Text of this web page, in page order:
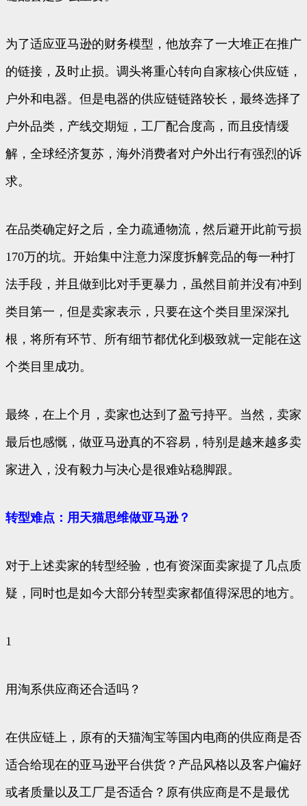
为了适应亚马逊的财务模型，他放弃了一大堆正在推广
的链接，及时止损。调头将重心转向自家核心供应链，
户外和电器。但是电器的供应链链路较长，最终选择了
户外品类，产线交期短，工厂配合度高，而且疫情缓
解，全球经济复苏，海外消费者对户外出行有强烈的诉
求。
在品类确定好之后，全力疏通物流，然后避开此前亏损
170万的坑。开始集中注意力深度拆解竞品的每一种打
法手段，并且做到比对手更暴力，虽然目前并没有冲到
类目第一，但是卖家表示，只要在这个类目里深深扎
根，将所有环节、所有细节都优化到极致就一定能在这
个类目里成功。
最终，在上个月，卖家也达到了盈亏持平。当然，卖家
最后也感慨，做亚马逊真的不容易，特别是越来越多卖
家进入，没有毅力与决心是很难站稳脚跟。
转型难点：用天猫思维做亚马逊？
对于上述卖家的转型经验，也有资深面卖家提了几点质
疑，同时也是如今大部分转型卖家都值得深思的地方。
1
用淘系供应商还合适吗？
在供应链上，原有的天猫淘宝等国内电商的供应商是否
适合给现在的亚马逊平台供货？产品风格以及客户偏好
或者质量以及工厂是否适合？原有供应商是不是最优